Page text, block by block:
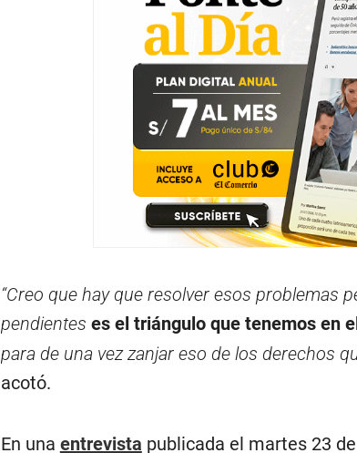
“Creo que hay que resolver esos problemas
pendientes es el triángulo que tenemos en
para de una vez zanjar eso de los derechos
acotó.
En una entrevista publicada el martes 23